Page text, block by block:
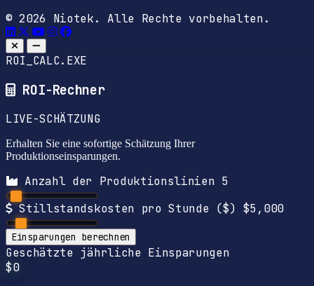
© 2026 Niotek. Alle Rechte vorbehalten.
ROI_CALC.EXE
ROI-Rechner
LIVE-SCHÄTZUNG
Erhalten Sie eine sofortige Schätzung Ihrer
Produktionseinsparungen.
Anzahl der Produktionslinien 5
Stillstandskosten pro Stunde ($) $5,000
Einsparungen berechnen
Geschätzte jährliche Einsparungen
$0